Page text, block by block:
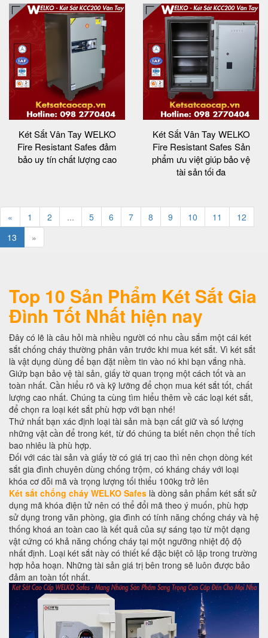
Két Sắt Vân Tay WELKO
Fire Resistant Safes đảm
bảo uy tín chất lượng cao
Két Sắt Vân Tay WELKO
Fire Resistant Safes Sản
phẩm ưu việt giúp bảo vệ
tài sản tối đa
« 1 2 ... 5 6 7 8 9 10 11
12
13
»
Top 10 Sản Phẩm Két Sắt Gia
Đình Tốt Nhất hiện nay
Đây có lẽ là câu hỏi mà nhiều người có nhu cầu sắm một cái két
sắt chống cháy thường phân vân trước khi mua két sắt. Vì két sắt
là vật dụng dùng để bạn đặt niềm tin vào nó khi bạn vắng nhà.
Giứp bạn bảo vệ tài sản, giấy tờ quan trọng một cách tốt và an
toàn nhất. Cần hiểu rõ và kỹ lưỡng để chọn mua két sắt tốt, chất
lượng cao nhất. Chúng ta cùng tìm hiểu thêm về các loại két sắt,
để chọn ra loại két sắt phù hợp với bạn nhé!
Thứ nhất bạn xác định loại tài sản mà bạn cất giữ và số lượng
những vật cần để trong két, từ đó chúng ta biết nên chọn thể tích
bao nhiêu là phù hợp.
Đối với các tài sản và giấy tờ có giá trị cao thì nên chọn dòng két
sắt gia đình chuyên dùng chống trộm, có kháng cháy với loại
khóa cơ đỗi mã và trọng lượng tối thiểu 100kg trở lên
Két sắt chống cháy WELKO Safes là dòng sản phẩm két sắt sử
dụng mã khóa điện tử nên có thể đổi mã theo ý muốn, phù hợp
sử dụng trong văn phòng, gia đình có tính năng chống cháy và hệ
thống khoá an toàn cao là kết quả của sự sáng tạo từ một dạng
vật cứng có khả năng chống cháy tại một ngưỡng nhiệt độ độ
nhất định. Loại két sắt này có thiết kế đặc biệt cô lập trong trường
hợp hỏa hoạn. Những tài sản giá trị bên trong sẽ luôn được bảo
đảm an toàn tốt nhất.